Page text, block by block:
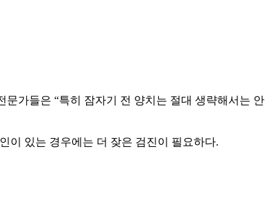
가들은 “특히 잠자기 전 양치는 절대 생략해서는 안
이 있는 경우에는 더 잦은 검진이 필요하다.